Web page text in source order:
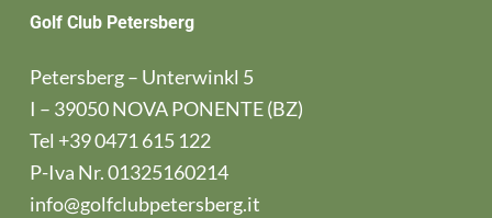
Golf Club Petersberg
Petersberg – Unterwinkl 5
I – 39050 NOVA PONENTE (BZ)
Tel +39 0471 615 122
P-Iva Nr. 01325160214
info@golfclubpetersberg.it